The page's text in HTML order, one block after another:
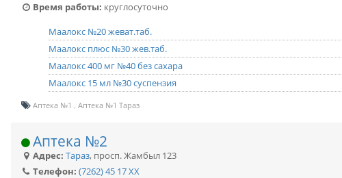
Время работы: круглосуточно
Маалокс №20 жеват.таб.
Маалокс плюс №30 жев.таб.
Маалокс 400 мг №40 без сахара
Маалокс 15 мл №30 суспензия
Аптека №1 Аптека №1 Тараз
Аптека №2
Адрес: Тараз, просп. Жамбыл 123
Телефон: (7262) 45 17 XX